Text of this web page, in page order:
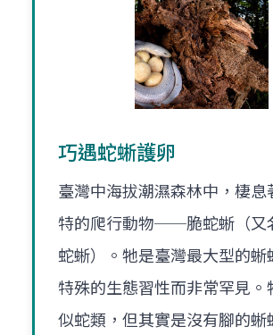
巧遇蛇蜥護卵
臺灣中海拔潮濕森林中，棲息
特的爬行動物──脆蛇蜥（又
蛇蜥）。牠是臺灣最大型的蜥
特殊的生態習性而非常罕見。
似蛇類，但其實是沒有腳的蜥